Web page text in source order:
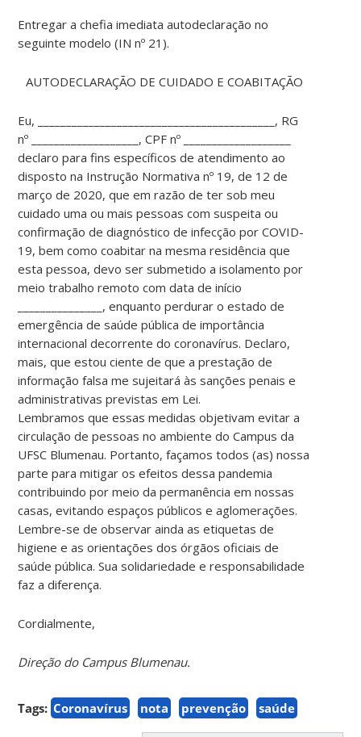
Entregar a chefia imediata autodeclaração no
seguinte modelo (IN nº 21).
AUTODECLARAÇÃO DE CUIDADO E COABITAÇÃO
Eu, __________________________________________, RG
nº ___________________, CPF nº ___________________
declaro para fins específicos de atendimento ao
disposto na Instrução Normativa nº 19, de 12 de
março de 2020, que em razão de ter sob meu
cuidado uma ou mais pessoas com suspeita ou
confirmação de diagnóstico de infecção por COVID-
19, bem como coabitar na mesma residência que
esta pessoa, devo ser submetido a isolamento por
meio trabalho remoto com data de início
_______________, enquanto perdurar o estado de
emergência de saúde pública de importância
internacional decorrente do coronavírus. Declaro,
mais, que estou ciente de que a prestação de
informação falsa me sujeitará às sanções penais e
administrativas previstas em Lei.
Lembramos que essas medidas objetivam evitar a
circulação de pessoas no ambiente do Campus da
UFSC Blumenau. Portanto, façamos todos (as) nossa
parte para mitigar os efeitos dessa pandemia
contribuindo por meio da permanência em nossas
casas, evitando espaços públicos e aglomerações.
Lembre-se de observar ainda as etiquetas de
higiene e as orientações dos órgãos oficiais de
saúde pública. Sua solidariedade e responsabilidade
faz a diferença.
Cordialmente,
Direção do Campus Blumenau.
Tags: Coronavírus nota prevenção saúde